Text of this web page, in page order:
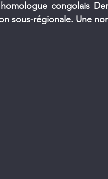
congolais
sous-régionale. Une